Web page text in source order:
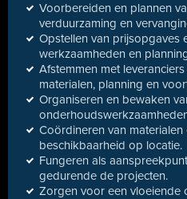
Voorbereiden en plannen
verduurzaming en
Opstellen van prijsopgaves
werkzaamheden en
Afstemmen met
materialen, planning en
Organiseren en bewaken
Coördineren van
beschikbaarheid op locatie.
Fungeren als
gedurende de projecten.
Zorgen voor een vloeiende